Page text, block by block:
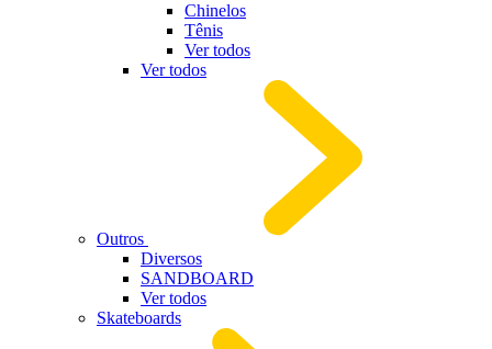
Chinelos
Tênis
Ver todos
Ver todos
Outros
Diversos
SANDBOARD
Ver todos
Skateboards